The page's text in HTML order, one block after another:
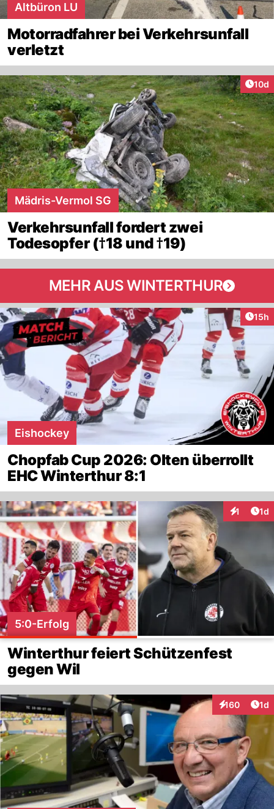
Altbüron LU
Motorradfahrer bei Verkehrsunfall
verletzt
10d
Mädris-Vermol SG
Verkehrsunfall fordert zwei
Todesopfer (†18 und †19)
MEHR AUS WINTERTHUR
15h
Eishockey
Chopfab Cup 2026: Olten überrollt
EHC Winterthur 8:1
1 1d
5:0-Erfolg
Winterthur feiert Schützenfest
gegen Wil
160
Interaktionen
1d